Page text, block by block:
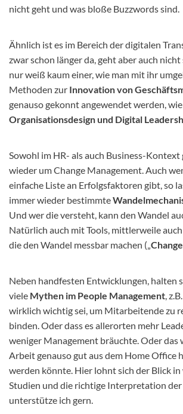
nicht geht und was bloße Buzzwords sind.
Ähnlich ist es im Bereich der digitalen
zwar schon länger da, geht aber auch nicht
nur weiß kaum einer, wie man mit ihr
Methoden zur Innovation von
genauso gekonnt angewendet werden,
Organisationsdesign und Digital
Sowohl im HR- als auch Business-Kontext
wieder um Change Management. Auch
einfache Liste an Erfolgsfaktoren gibt, so
immer wieder bestimmte
Und wer die versteht, kann den Wandel
Natürlich auch mit Tools, mittlerweile
die den Wandel messbar machen („
Neben handfesten Entwicklungen, halten
viele Mythen im People Management,
wirklich wichtig sei, um Mitarbeitende zu
binden. Oder dass es allerorten mehr
weniger Management bräuchte. Oder das
Arbeit genauso gut aus dem Home Office
werden könnte. Hier lohnt sich der Blick
Studien und die richtige Interpretation der
unterstütze ich gern.